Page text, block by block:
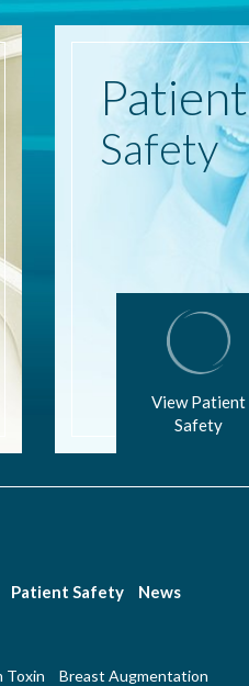
Patient
Safety
View Patient
Safety
Patient Safety
News
Toxin
Breast Augmentation